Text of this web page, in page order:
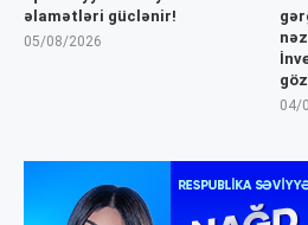
əlamətləri güclənir!
05/08/2026
04/